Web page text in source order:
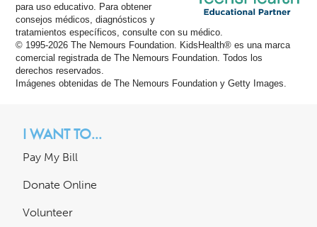
para uso educativo. Para obtener
consejos médicos, diagnósticos y
tratamientos específicos, consulte con su médico.
© 1995-2026 The Nemours Foundation. KidsHealth® es una marca
comercial registrada de The Nemours Foundation. Todos los
derechos reservados.
Imágenes obtenidas de The Nemours Foundation y Getty Images.
I WANT TO...
Pay My Bill
Donate Online
Volunteer